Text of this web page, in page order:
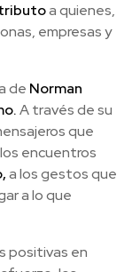
a quienes,
empresas y
de Norman
A través de su
que
encuentros
a los gestos que
a lo que
positivas en